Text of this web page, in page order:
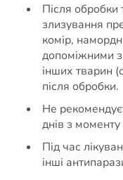
Після
злизування
комір,
допоміжними
інших тварин
після обробки.
Не
днів з
Під час
інші